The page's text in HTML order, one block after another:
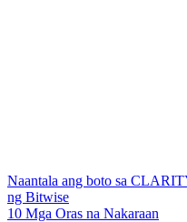
Naantala ang boto sa
ng Bitwise
10 Mga Oras na Nakaraan